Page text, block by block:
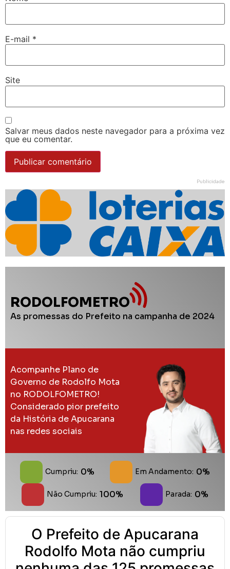
E-mail *
Site
Salvar meus dados neste navegador para a próxima vez
que eu comentar.
Publicidade
RODOLFOMETRO
As promessas do Prefeito na campanha de 2024
Acompanhe Plano de
Governo de Rodolfo Mota
no RODOLFOMETRO!
Considerado pior prefeito
da História de Apucarana
nas redes sociais
Cumpriu: 0% Em Andamento: 0%
Não Cumpriu: 100% Parada: 0%
O Prefeito de Apucarana
Rodolfo Mota não cumpriu